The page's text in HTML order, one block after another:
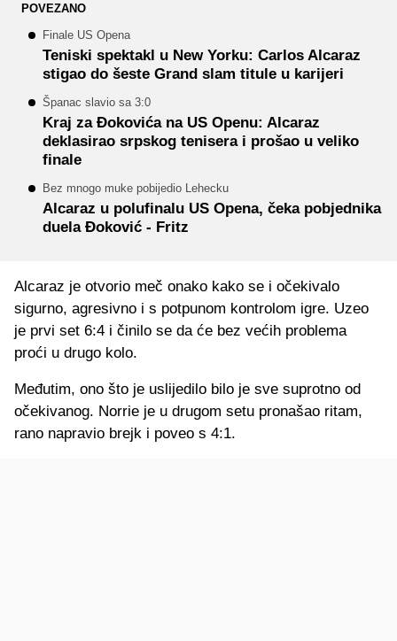
POVEZANO
Finale US Opena
Teniski spektakl u New Yorku: Carlos Alcaraz
stigao do šeste Grand slam titule u karijeri
Španac slavio sa 3:0
Kraj za Đokovića na US Openu: Alcaraz
deklasirao srpskog tenisera i prošao u veliko
finale
Bez mnogo muke pobijedio Lehecku
Alcaraz u polufinalu US Opena, čeka pobjednika
duela Đoković - Fritz
Alcaraz je otvorio meč onako kako se i očekivalo
sigurno, agresivno i s potpunom kontrolom igre. Uzeo
je prvi set 6:4 i činilo se da će bez većih problema
proći u drugo kolo.
Međutim, ono što je uslijedilo bilo je sve suprotno od
očekivanog. Norrie je u drugom setu pronašao ritam,
rano napravio brejk i poveo s 4:1.